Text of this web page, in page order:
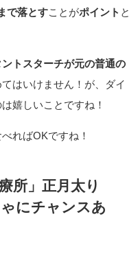
で落とすことがポイント と
トスターチが元の普通の
はいけません！が、ダイ
嬉しいことですね！
ればOKですね！
所」正月太り
にチャンスあ